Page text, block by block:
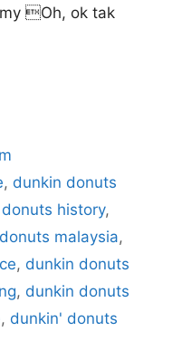
Oh, ok tak
, dunkin donuts
history,
malaysia,
, dunkin donuts
, dunkin donuts
, dunkin' donuts